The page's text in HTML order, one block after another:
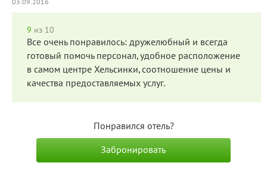
03.09.2016
9 из 10
Все очень понравилось: дружелюбный и всегда
готовый помочь персонал, удобное расположение
в самом центре Хельсинки, соотношение цены и
качества предоставляемых услуг.
Понравился отель?
Забронировать